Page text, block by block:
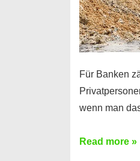
Für Banken
wenn man
Ihre
Read more »